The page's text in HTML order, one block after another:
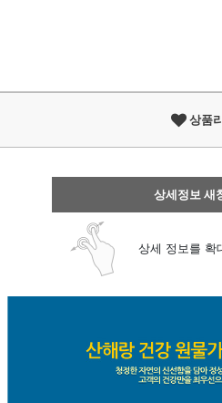
상품
상세정보 새
상세 정보를 확